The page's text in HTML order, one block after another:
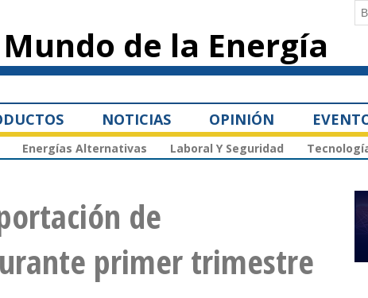
principal
Mundo de la Energía
NOTICIAS OPINIÓN
Energías Alternativas Laboral Y Seguridad
de
primer trimestre